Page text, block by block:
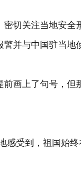
切关注当地安全
并与中国驻当地
画上了句号，但
感受到，祖国始终